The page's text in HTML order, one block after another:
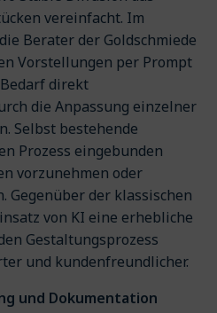
vereinfacht. Im
Berater der Goldschmiede
Vorstellungen per Prompt
direkt
die Anpassung einzelner
Selbst bestehende
Prozess eingebunden
vorzunehmen oder
Gegenüber der klassischen
von KI eine erhebliche
Gestaltungsprozess
und kundenfreundlicher.
und Dokumentation